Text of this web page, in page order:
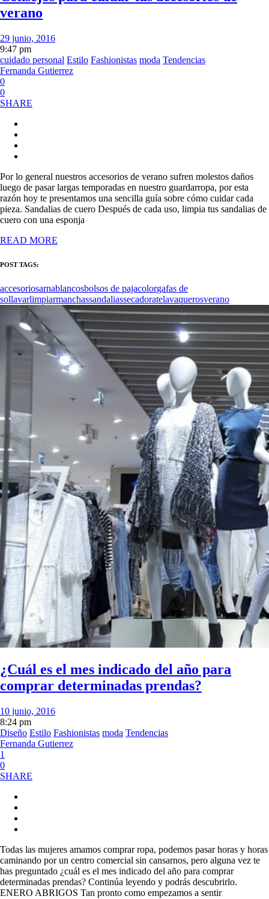
verano
29 junio, 2016
9:47 pm
cuidado personal Estilo Fashionistas moda Tendencias
Fernanda Gutierrez
0
0
SHARE
Por lo general nuestros accesorios de verano sufren molestos daños
luego de pasar largas temporadas en nuestro guardarropa, por esta
razón hoy te presentamos una sencilla guía sobre cómo cuidar cada
pieza. Sandalias de cuero Después de cada uso, limpia tus sandalias de
cuero con una esponja
READ MORE
POST TAGS:
accesoriosarnablancosbolsos de pajacolorgafas de
sollavarlimpiarmanchassandaliassecadoratelavaquerosverano
¿Cuál es el mes indicado del año para
comprar determinadas prendas?
10 junio, 2016
8:24 pm
Diseño Estilo Fashionistas moda Tendencias
Fernanda Gutierrez
1
0
SHARE
Todas las mujeres amamos comprar ropa, podemos pasar horas y horas
caminando por un centro comercial sin cansarnos, pero alguna vez te
has preguntado ¿cuál es el mes indicado del año para comprar
determinadas prendas? Continúa leyendo y podrás descubrirlo.
ENERO ABRIGOS Tan pronto como empezamos a sentir